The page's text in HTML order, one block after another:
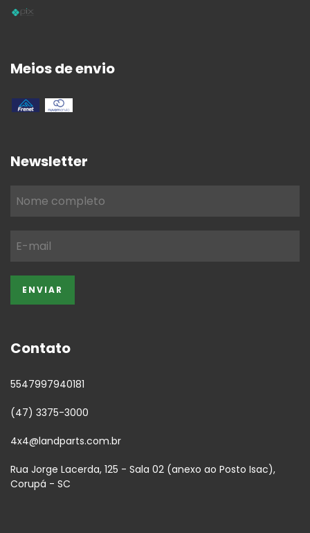
Meios de envio
Newsletter
Contato
5547997940181
(47) 3375-3000
4x4@landparts.com.br
Rua Jorge Lacerda, 125 - Sala 02 (anexo ao Posto Isac),
Corupá - SC